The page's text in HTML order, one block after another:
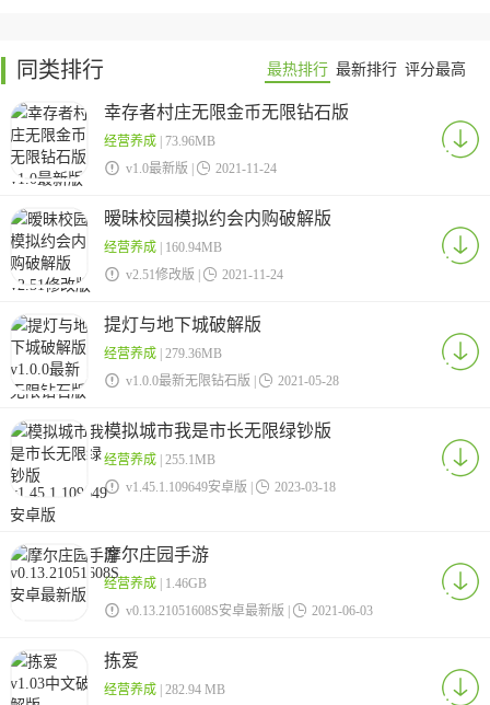
同类排行 最热排行 最新排行 评分最高
幸存者村庄无限金币无限钻石版
经营养成| 73.96MB
 v1.0最新版 |  2021-11-24
暧昧校园模拟约会内购破解版
经营养成| 160.94MB
 v2.51修改版 |  2021-11-24
提灯与地下城破解版
经营养成| 279.36MB
 v1.0.0最新无限钻石版 |  2021-05-28
模拟城市我是市长无限绿钞版
经营养成| 255.1MB
 v1.45.1.109649安卓版 |  2023-03-18
摩尔庄园手游
经营养成| 1.46GB
 v0.13.21051608S安卓最新版 |  2021-06-03
拣爱
经营养成| 282.94 MB